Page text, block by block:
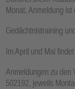
Monat, Anmeldung ist
Gedächtnistraining
Im April und Mai
Anmeldungen zu den
502192, jeweils